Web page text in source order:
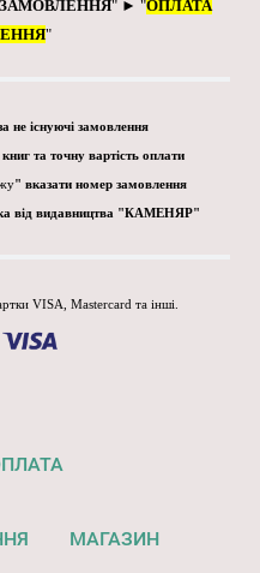
ЗАМОВЛЕННЯ" ► "ОПЛАТА
"
не існуючі замовлення
та точну вартість оплати
" вказати номер замовлення
від видавництва "КАМЕНЯР"
VISA, Mastercard та інші.
МАГАЗИН